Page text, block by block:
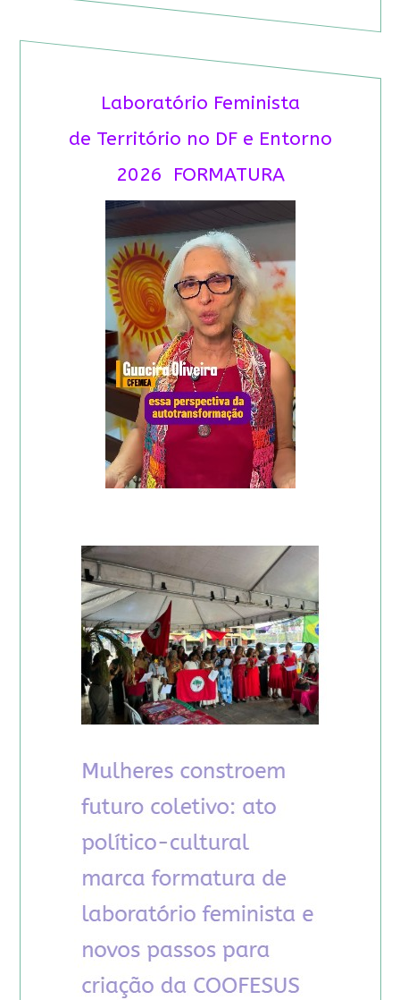
Laboratório Feminista
de Território no DF e Entorno
2026 FORMATURA